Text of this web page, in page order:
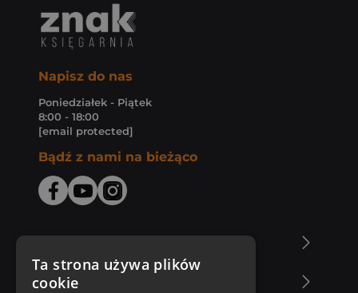
Napisz do nas
Poniedziałek - Piątek
8:00 - 18:00
[email protected]
Bądź z nami na bieżąco
Zakupy u nas
Ta strona używa plików
cookie